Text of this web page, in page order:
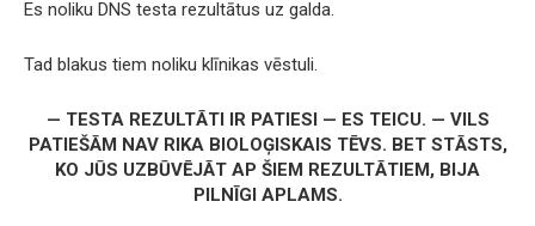
Es noliku DNS testa rezultātus uz galda.
Tad blakus tiem noliku klīnikas vēstuli.
— TESTA REZULTĀTI IR PATIESI — ES TEICU. — VILS
PATIEŠĀM NAV RIKA BIOLOĢISKAIS TĒVS. BET STĀSTS,
KO JŪS UZBŪVĒJĀT AP ŠIEM REZULTĀTIEM, BIJA
PILNĪGI APLAMS.